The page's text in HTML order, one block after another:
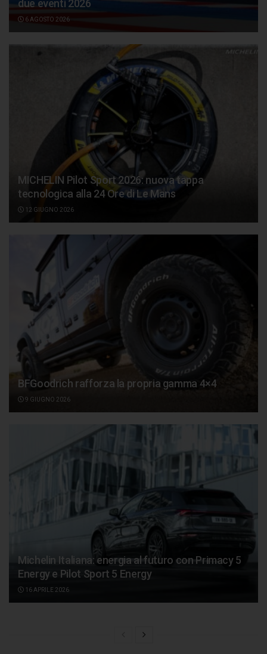
due eventi 2026
6 AGOSTO 2026
MICHELIN Pilot Sport 2026: nuova tappa
tecnologica alla 24 Ore di Le Mans
12 GIUGNO 2026
BFGoodrich rafforza la propria gamma 4×4
9 GIUGNO 2026
Michelin Italiana: energia al futuro con Primacy 5
Energy e Pilot Sport 5 Energy
16 APRILE 2026